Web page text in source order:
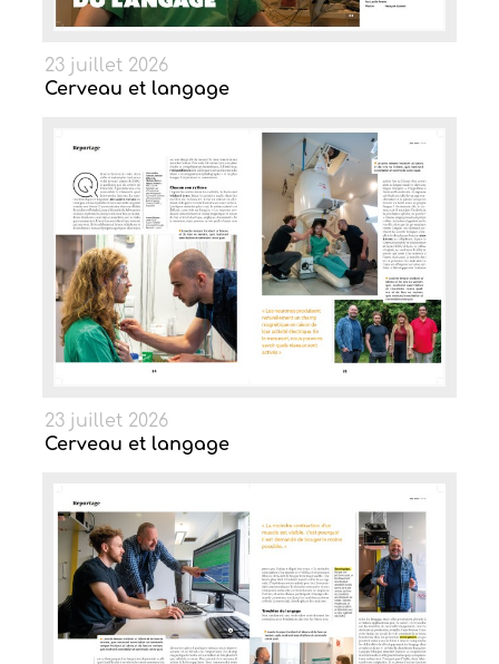
23 juillet 2026
Cerveau et langage
23 juillet 2026
Cerveau et langage